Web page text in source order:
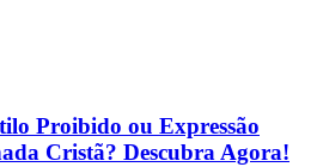
Proibido ou Expressão
Cristã? Descubra Agora!